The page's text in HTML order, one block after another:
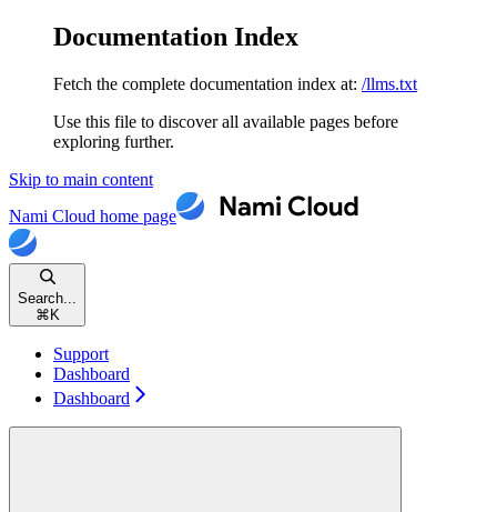
Documentation Index
Fetch the complete documentation index at: /llms.txt
Use this file to discover all available pages before
exploring further.
Skip to main content
Nami Cloud home page
Search...
⌘ K
Support
Dashboard
Dashboard